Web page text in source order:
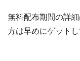
無料配布期間の詳
方は早めにゲットし